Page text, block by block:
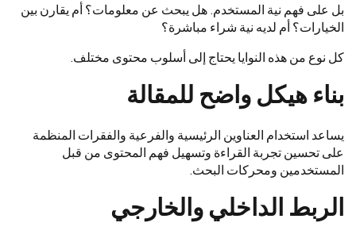
بل على فهم نية المستخدم. هل يبحث عن معلومات؟ أم يقارن بين
الخيارات؟ أم لديه نية شراء مباشرة؟
كل نوع من هذه النوايا يحتاج إلى أسلوب محتوى مختلف.
بناء هيكل واضح للمقالة
يساعد استخدام العناوين الرئيسية والفرعية والفقرات المنظمة
على تحسين تجربة القراءة وتسهيل فهم المحتوى من قبل
المستخدمين ومحركات البحث.
الربط الداخلي والخارجي